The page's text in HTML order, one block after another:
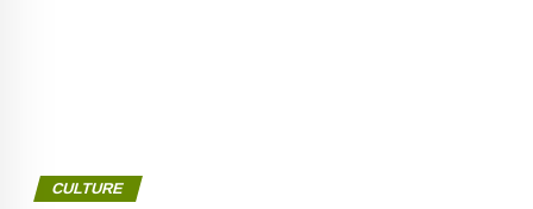
CULTURE